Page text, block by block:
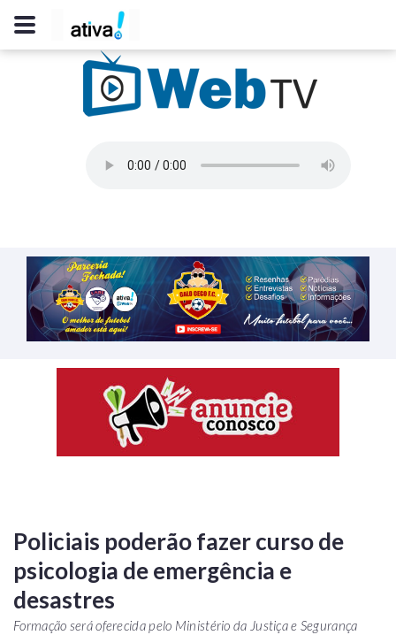
Policiais poderão fazer curso de
psicologia de emergência e
desastres
Formação será oferecida pelo Ministério da Justiça e Segurança